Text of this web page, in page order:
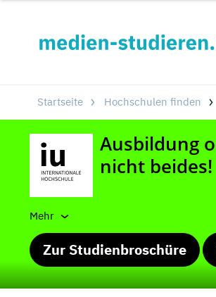
Startseite Hochschulen finden
Mehr
Zur Studienbroschüre